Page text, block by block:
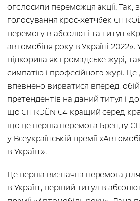
оголосили переможця акції. Так,
голосування крос-хетчбек
перемогу в абсолюті та титул
автомобіля року в Україні 2022».
підкорила як громадське журі,
симпатію і професійного журі.
впевнено вирватися вперед,
претендентів на даний титул і
що CITROЁN C4 кращий серед
що це перша перемога Бренду
у Всеукраїнській премії
в Україні».
Це перша визначна перемога
в Україні, перший титул в